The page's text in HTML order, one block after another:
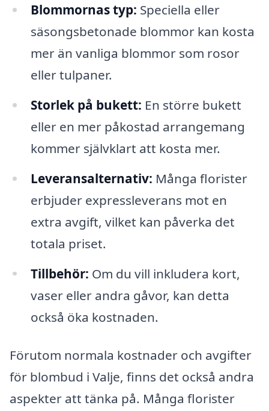
Blommornas typ: Speciella eller
säsongsbetonade blommor kan kosta
mer än vanliga blommor som rosor
eller tulpaner.
Storlek på bukett: En större bukett
eller en mer påkostad arrangemang
kommer självklart att kosta mer.
Leveransalternativ: Många florister
erbjuder expressleverans mot en
extra avgift, vilket kan påverka det
totala priset.
Tillbehör: Om du vill inkludera kort,
vaser eller andra gåvor, kan detta
också öka kostnaden.
Förutom normala kostnader och avgifter
för blombud i Valje, finns det också andra
aspekter att tänka på. Många florister